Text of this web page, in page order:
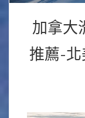
加拿大
推薦-